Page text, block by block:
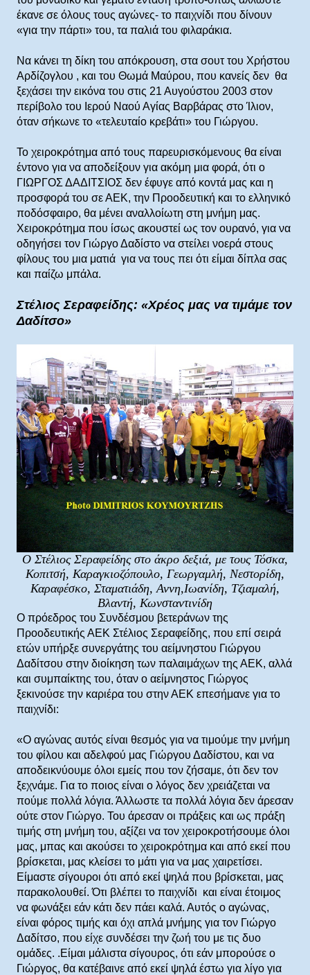
έκανε σε όλους τους αγώνες- το παιχνίδι που δίνουν
«για την πάρτι» του, τα παλιά του φιλαράκια.
Να κάνει τη δίκη του απόκρουση, στα σουτ του Χρήστου
Αρδίζογλου , και του Θωμά Μαύρου, που κανείς δεν θα
ξεχάσει την εικόνα του στις 21 Αυγούστου 2003 στον
περίβολο του Ιερού Ναού Αγίας Βαρβάρας στο Ίλιον,
όταν σήκωνε το «τελευταίο κρεβάτι» του Γιώργου.
Το χειροκρότημα από τους παρευρισκόμενους θα είναι
έντονο για να αποδείξουν για ακόμη μια φορά, ότι ο
ΓΙΩΡΓΟΣ ΔΑΔΙΤΣΙΟΣ δεν έφυγε από κοντά μας και η
προσφορά του σε ΑΕΚ, την Προοδευτική και το ελληνικό
ποδόσφαιρο, θα μένει αναλλοίωτη στη μνήμη μας.
Χειροκρότημα που ίσως ακουστεί ως τον ουρανό, για να
οδηγήσει τον Γιώργο Δαδίστο να στείλει νοερά στους
φίλους του μια ματιά για να τους πει ότι είμαι δίπλα σας
και παίζω μπάλα.
Στέλιος Σεραφείδης: «Χρέος μας να τιμάμε τον
Δαδίτσο»
Ο Στέλιος Σεραφείδης στο άκρο δεξιά, με τους Τόσκα,
Κοπιτσή, Καραγκιοζόπουλο, Γεωργαμλή, Νεστορίδη,
Καραφέσκο, Σταματιάδη, Αννη,Ιωανίδη, Τζιαμαλή,
Βλαντή, Κωνσταντινίδη
Ο πρόεδρος του Συνδέσμου βετεράνων της
Προοδευτικής ΑΕΚ Στέλιος Σεραφείδης, που επί σειρά
ετών υπήρξε συνεργάτης του αείμνηστου Γιώργου
Δαδίτσου στην διοίκηση των παλαιμάχων της ΑΕΚ, αλλά
και συμπαίκτης του, όταν ο αείμνηστος Γιώργος
ξεκινούσε την καριέρα του στην ΑΕΚ επεσήμανε για το
παιχνίδι:
«Ο αγώνας αυτός είναι θεσμός για να τιμούμε την μνήμη
του φίλου και αδελφού μας Γιώργου Δαδίστου, και να
αποδεικνύουμε όλοι εμείς που τον ζήσαμε, ότι δεν τον
ξεχνάμε. Για το ποιος είναι ο λόγος δεν χρειάζεται να
πούμε πολλά λόγια. Άλλωστε τα πολλά λόγια δεν άρεσαν
ούτε στον Γιώργο. Του άρεσαν οι πράξεις και ως πράξη
τιμής στη μνήμη του, αξίζει να τον χειροκροτήσουμε όλοι
μας, μπας και ακούσει το χειροκρότημα και από εκεί που
βρίσκεται, μας κλείσει το μάτι για να μας χαιρετίσει.
Είμαστε σίγουροι ότι από εκεί ψηλά που βρίσκεται, μας
παρακολουθεί. Ότι βλέπει το παιχνίδι και είναι έτοιμος
να φωνάξει εάν κάτι δεν πάει καλά. Αυτός ο αγώνας,
είναι φόρος τιμής και όχι απλά μνήμης για τον Γιώργο
Δαδίτσο, που είχε συνδέσει την ζωή του με τις δυο
ομάδες. .Είμαι μάλιστα σίγουρος, ότι εάν μπορούσε ο
Γιώργος, θα κατέβαινε από εκεί ψηλά έστω για λίγο για